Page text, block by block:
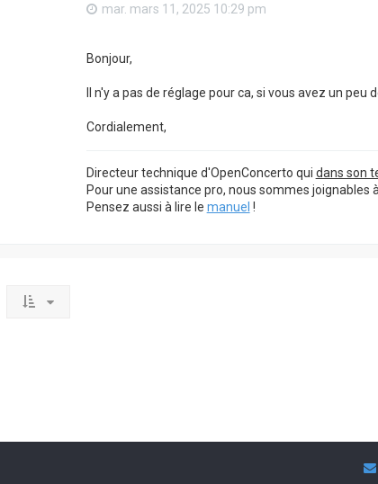
mar. mars 11, 2025 10:29 pm
Bonjour,
Il n'y a pas de réglage pour ca, si vous avez un
Cordialement,
Directeur technique d'OpenConcerto qui dans son
Pour une assistance pro, nous sommes joignables
Pensez aussi à lire le manuel !